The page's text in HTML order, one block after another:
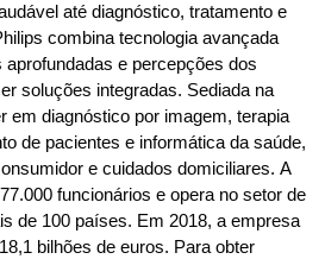
até diagnóstico, tratamento e
combina tecnologia avançada
e percepções dos
soluções integradas. Sediada na
em diagnóstico por imagem, terapia
de pacientes e informática da saúde,
e cuidados domiciliares. A
funcionários e opera no setor de
de 100 países. Em 2018, a empresa
bilhões de euros. Para obter